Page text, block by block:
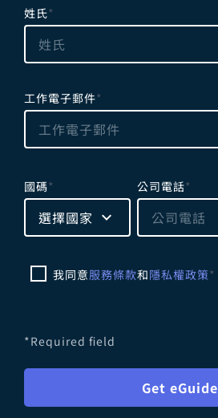
姓氏*
工作電子郵件*
國碼*
選擇國家
公司電話*
我同意服務條款和隱私權政策*
*Required field
Get eGuide